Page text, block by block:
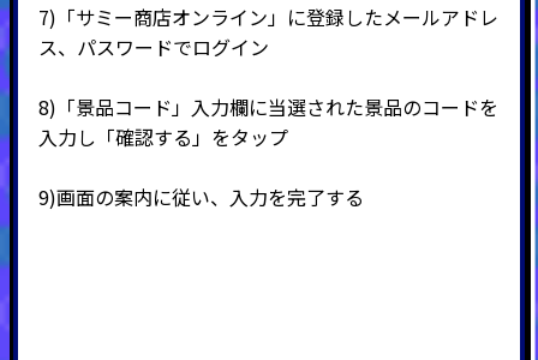
7) 「サミー商店オンライン」に登録したメールアドレ
ス、パスワードでログイン
8) 「景品コード」入力欄に当選された景品のコードを
入力し「確認する」をタップ
9)画面の案内に従い、入力を完了する